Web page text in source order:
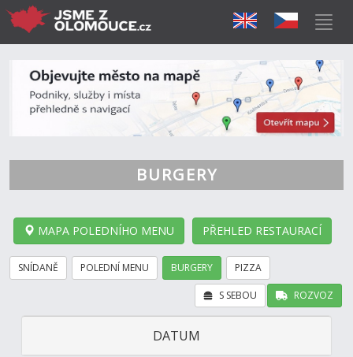
BURGERY
MAPA POLEDNÍHO MENU PŘEHLED RESTAURACÍ
SNÍDANĚ POLEDNÍ MENU BURGERY PIZZA
ROZVOZ
S SEBOU
DATUM